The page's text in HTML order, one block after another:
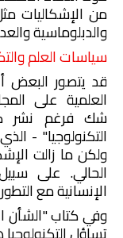
من الإشكاليات
والدبلوماسية
سياسات العلم
قد يتصور البعض
العلمية على
شك فرغم نشر
التكنولوجيا" -
ولكن ما زالت
الحالي. على
الإنسانية مع
وفي كتاب "الشأن